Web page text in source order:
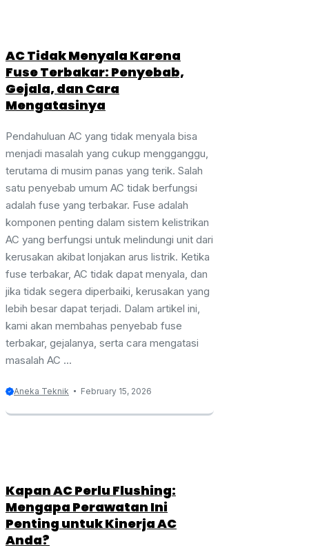
AC Tidak Menyala Karena
Fuse Terbakar: Penyebab,
Gejala, dan Cara
Mengatasinya
Pendahuluan AC yang tidak menyala bisa
menjadi masalah yang cukup mengganggu,
terutama di musim panas yang terik. Salah
satu penyebab umum AC tidak berfungsi
adalah fuse yang terbakar. Fuse adalah
komponen penting dalam sistem kelistrikan
AC yang berfungsi untuk melindungi unit dari
kerusakan akibat lonjakan arus listrik. Ketika
fuse terbakar, AC tidak dapat menyala, dan
jika tidak segera diperbaiki, kerusakan yang
lebih besar dapat terjadi. Dalam artikel ini,
kami akan membahas penyebab fuse
terbakar, gejalanya, serta cara mengatasi
masalah AC ...
Aneka Teknik February 15, 2026
Kapan AC Perlu Flushing:
Mengapa Perawatan Ini
Penting untuk Kinerja AC
Anda?